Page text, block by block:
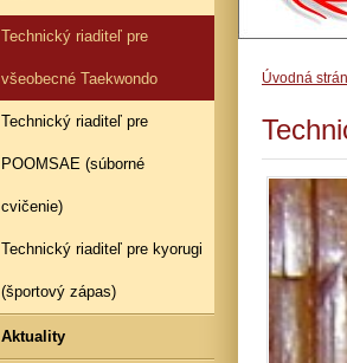
Úvodná
Technický riaditeľ pre
všeobecné Taekwondo
Technický riaditeľ pre
POOMSAE (súborné
cvičenie)
Technický riaditeľ pre kyorugi
(športový zápas)
Aktuality